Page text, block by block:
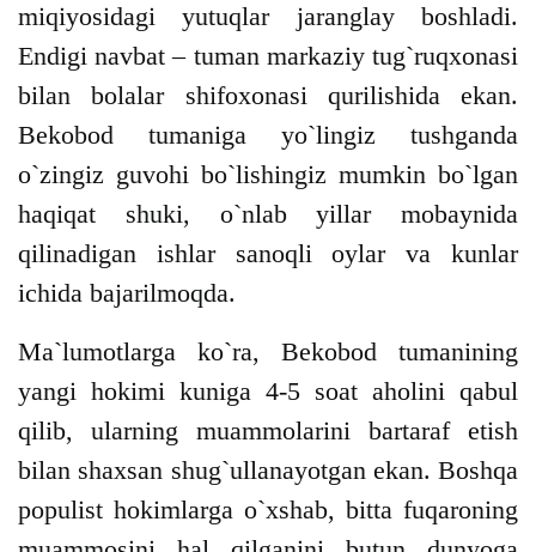
miqiyosidagi yutuqlar jaranglay boshladi.
Endigi navbat – tuman markaziy tug`ruqxonasi
bilan bolalar shifoxonasi qurilishida ekan.
Bekobod tumaniga yo`lingiz tushganda
o`zingiz guvohi bo`lishingiz mumkin bo`lgan
haqiqat shuki, o`nlab yillar mobaynida
qilinadigan ishlar sanoqli oylar va kunlar
ichida bajarilmoqda.
Ma`lumotlarga ko`ra, Bekobod tumanining
yangi hokimi kuniga 4-5 soat aholini qabul
qilib, ularning muammolarini bartaraf etish
bilan shaxsan shug`ullanayotgan ekan. Boshqa
populist hokimlarga o`xshab, bitta fuqaroning